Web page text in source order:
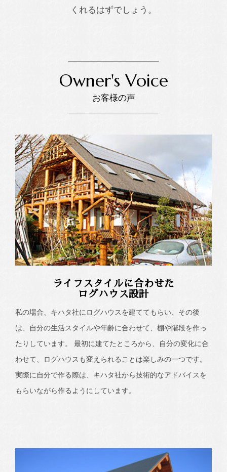
くれるはずでしょう。
Owner's Voice
お客様の声
ライフスタイルに合わせた
ログハウス設計
私の場合、キハタ社にログハウスを建ててもらい、その後
は、自分の生活スタイルや年齢に合わせて、棚や階段を作っ
たりしています。 最初に建てたところから、自分の変化に合
わせて、ログハウスも変えられることは楽しみの一つです。
実際に自分で作る際は、キハタ社から技術的なアドバイスを
もらいながら作るようにしています。